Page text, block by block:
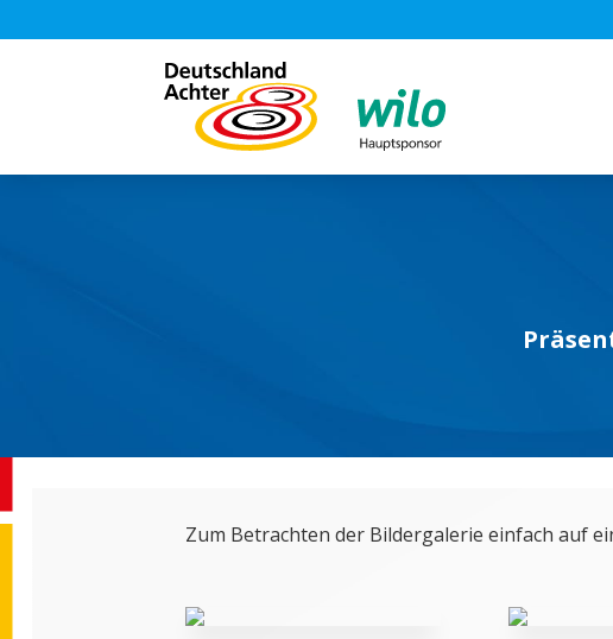
Zum Betrachten der Bildergalerie einfach auf